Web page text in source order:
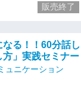
販売終了
る！！60分話し
」実践セミナー
ュニケーション